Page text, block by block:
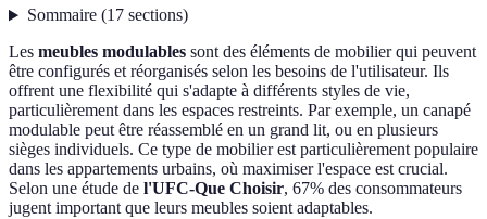
Sommaire(17 sections)
Les meubles modulables sont des éléments de mobilier qui peuvent
être configurés et réorganisés selon les besoins de l'utilisateur. Ils
offrent une flexibilité qui s'adapte à différents styles de vie,
particulièrement dans les espaces restreints. Par exemple, un canapé
modulable peut être réassemblé en un grand lit, ou en plusieurs
sièges individuels. Ce type de mobilier est particulièrement populaire
dans les appartements urbains, où maximiser l'espace est crucial.
Selon une étude de l'UFC-Que Choisir, 67% des consommateurs
jugent important que leurs meubles soient adaptables.